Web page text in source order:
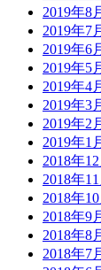
2019年8
2019年7
2019年6
2019年5
2019年4
2019年3
2019年2
2019年1
2018年12
2018年11
2018年10
2018年9
2018年8
2018年7